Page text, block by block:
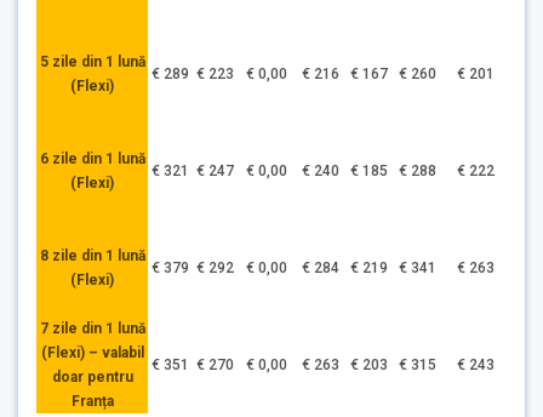
5 zile din 1 lună
(Flexi)
€ 289 € 223 € 0,00 € 216 € 167 € 260 € 201
6 zile din 1 lună
(Flexi)
€ 321 € 247 € 0,00 € 240 € 185 € 288 € 222
8 zile din 1 lună
(Flexi)
€ 379 € 292 € 0,00 € 284 € 219 € 341 € 263
7 zile din 1 lună
(Flexi) – valabil
doar pentru
Franța
€ 351 € 270 € 0,00 € 263 € 203 € 315 € 243